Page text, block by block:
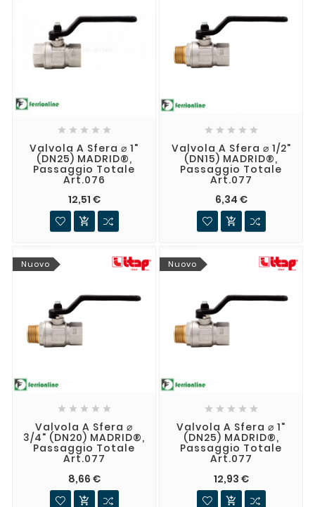
    
Valvola A Sfera ⌀ 1"
(DN25) MADRID®,
Passaggio Totale
Art.076
12,51 €

    
Valvola A Sfera ⌀ 1/2"
(DN15) MADRID®,
Passaggio Totale
Art.077
6,34 €

Nuovo
    
Valvola A Sfera ⌀
3/4" (DN20) MADRID®,
Passaggio Totale
Art.077
8,66 €

Nuovo
    
Valvola A Sfera ⌀ 1"
(DN25) MADRID®,
Passaggio Totale
Art.077
12,93 €
